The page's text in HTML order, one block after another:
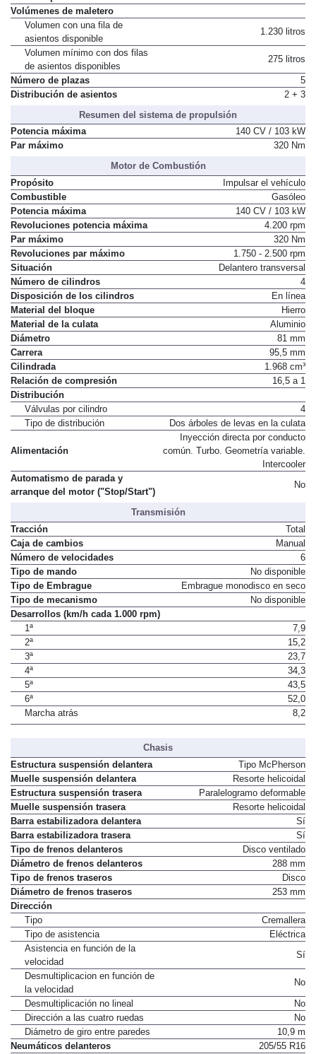
Filtro de partículas
Volúmenes de maletero
Volumen con una fila de
asientos disponible
Volumen mínimo con dos filas
de asientos disponibles
Número de plazas
5
Resumen del sistema de propulsión
Potencia máxima
140 CV / 103 kW
Motor de Combustión
Propósito
Impulsar el vehículo
Combustible
Gasóleo
Potencia máxima
140 CV / 103 kW
Revoluciones potencia máxima
4.200 rpm
Par máximo
320 Nm
Revoluciones par máximo
1.750 - 2.500 rpm
Situación
Delantero transversal
Número de cilindros
4
Disposición de los cilindros
En línea
Material del bloque
Hierro
Material de la culata
Aluminio
Diámetro
81 mm
Carrera
95,5 mm
Cilindrada
1.968 cm³
Relación de compresión
Distribución
Válvulas por cilindro
4
Dos árboles de levas en la culata
Inyección directa por conducto
común. Turbo. Geometría variable.
Automatismo de parada y
Transmisión
Tracción
Total
Caja de cambios
Manual
Número de velocidades
6
Tipo de mando
No disponible
Tipo de Embrague
Embrague monodisco en seco
Tipo de mecanismo
Desarrollos (km/h cada 1.000 rpm)
1ª
7,9
2ª
15,2
3ª
23,7
4ª
34,3
5ª
43,5
6ª
52,0
Marcha atrás
8,2
Chasis
Estructura suspensión delantera
Tipo McPherson
Muelle suspensión delantera
Resorte helicoidal
Estructura suspensión trasera
Paralelogramo deformable
Muelle suspensión trasera
Resorte helicoidal
Barra estabilizadora delantera
Sí
Barra estabilizadora trasera
Sí
Tipo de frenos delanteros
Disco ventilado
Diámetro de frenos delanteros
288 mm
Tipo de frenos traseros
Disco
Diámetro de frenos traseros
Dirección
Tipo
Cremallera
Tipo de asistencia
Asistencia en función de la
velocidad
Sí
Desmultiplicacion en función de
la velocidad
No
Desmultiplicación no lineal
No
Dirección a las cuatro ruedas
No
Diámetro de giro entre paredes
10,9 m